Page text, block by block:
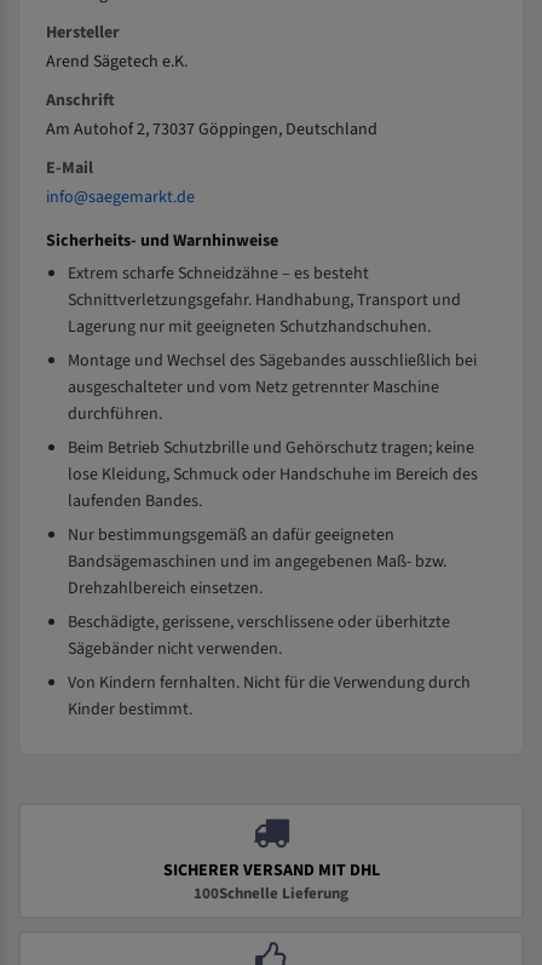
Hersteller
Arend Sägetech e.K.
Anschrift
Am Autohof 2, 73037 Göppingen, Deutschland
E-Mail
info@saegemarkt.de
Sicherheits- und Warnhinweise
Extrem scharfe Schneidzähne – es besteht
Schnittverletzungsgefahr. Handhabung, Transport und
Lagerung nur mit geeigneten Schutzhandschuhen.
Montage und Wechsel des Sägebandes ausschließlich bei
ausgeschalteter und vom Netz getrennter Maschine
durchführen.
Beim Betrieb Schutzbrille und Gehörschutz tragen; keine
lose Kleidung, Schmuck oder Handschuhe im Bereich des
laufenden Bandes.
Nur bestimmungsgemäß an dafür geeigneten
Bandsägemaschinen und im angegebenen Maß- bzw.
Drehzahlbereich einsetzen.
Beschädigte, gerissene, verschlissene oder überhitzte
Sägebänder nicht verwenden.
Von Kindern fernhalten. Nicht für die Verwendung durch
Kinder bestimmt.
SICHERER VERSAND MIT DHL
100Schnelle Lieferung